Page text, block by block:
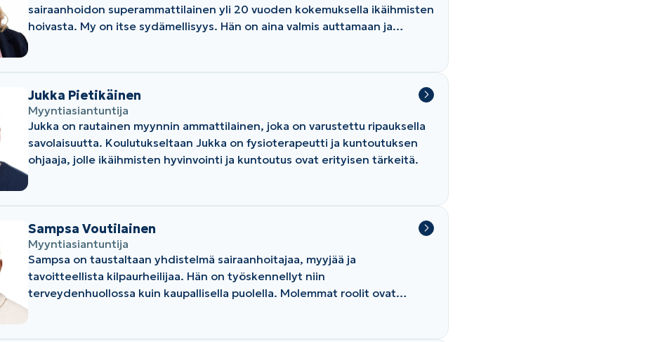
sairaanhoidon superammattilainen yli 20 vuoden kokemuksella ikäihmisten
hoivasta. My on itse sydämellisyys. Hän on aina valmis auttamaan ja
Jukka Pietikäinen
Myyntiasiantuntija
Jukka on rautainen myynnin ammattilainen, joka on varustettu ripauksella
savolaisuutta. Koulutukseltaan Jukka on fysioterapeutti ja kuntoutuksen
ohjaaja, jolle ikäihmisten hyvinvointi ja kuntoutus ovat erityisen tärkeitä.
Sampsa Voutilainen
Myyntiasiantuntija
Sampsa on taustaltaan yhdistelmä sairaanhoitajaa, myyjää ja
tavoitteellista kilpaurheilijaa. Hän on työskennellyt niin
terveydenhuollossa kuin kaupallisella puolella. Molemmat roolit ovat